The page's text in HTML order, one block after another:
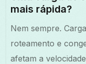
mais rápida?
Nem sempre.
roteamento e
afetam a